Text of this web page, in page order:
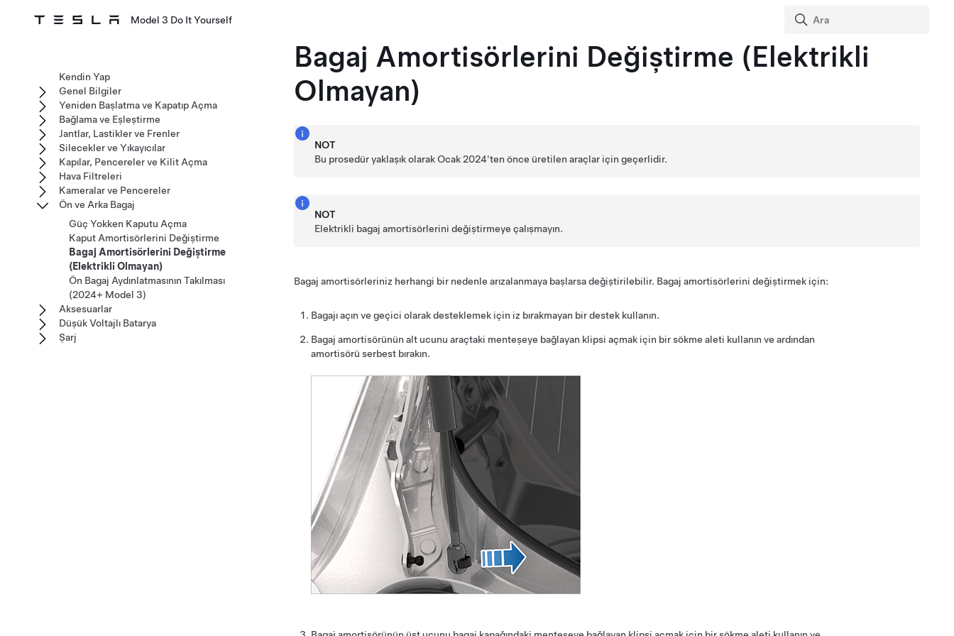
Model 3 Do It Yourself
Bagaj Amortisörlerini Değiştirme (Elektrikli
Olmayan)
NOT
Bu prosedür yaklaşık olarak Ocak 2024'ten önce üretilen araçlar için geçerlidir.
NOT
Elektrikli bagaj amortisörlerini değiştirmeye çalışmayın.
Bagaj amortisörleriniz herhangi bir nedenle arızalanmaya başlarsa değiştirilebilir. Bagaj amortisörlerini değiştirmek için:
Bagajı açın ve geçici olarak desteklemek için iz bırakmayan bir destek kullanın.
Bagaj amortisörünün alt ucunu araçtaki menteşeye bağlayan klipsi açmak için bir sökme aleti kullanın ve ardından
amortisörü serbest bırakın.
Kendin Yap
Genel Bilgiler
Yeniden Başlatma ve Kapatıp Açma
Bağlama ve Eşleştirme
Jantlar, Lastikler ve Frenler
Silecekler ve Yıkayıcılar
Kapılar, Pencereler ve Kilit Açma
Hava Filtreleri
Kameralar ve Pencereler
Ön ve Arka Bagaj
Güç Yokken Kaputu Açma
Kaput Amortisörlerini Değiştirme
Bagaj Amortisörlerini Değiştirme
(Elektrikli Olmayan)
Ön Bagaj Aydınlatmasının Takılması
(2024+ Model 3)
Aksesuarlar
Düşük Voltajlı Batarya
Şarj